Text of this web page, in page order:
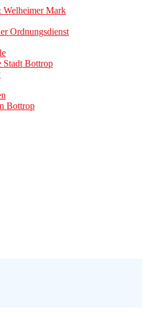
Welheimer Mark
Ordnungsdienst
Stadt Bottrop
Bottrop